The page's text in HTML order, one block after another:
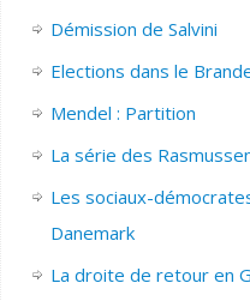
Démission de Salvini
Elections dans le
Mendel : Partition
La série des
Les sociaux-
Danemark
La droite de retour en